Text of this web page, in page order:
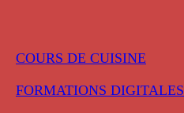
COURS DE CUISINE
FORMATIONS DIGITALES